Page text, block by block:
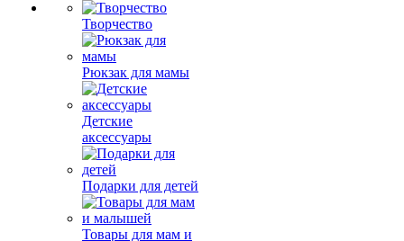
Творчество
Рюкзак для мамы
Детские
аксессуары
Подарки для детей
Товары для мам и